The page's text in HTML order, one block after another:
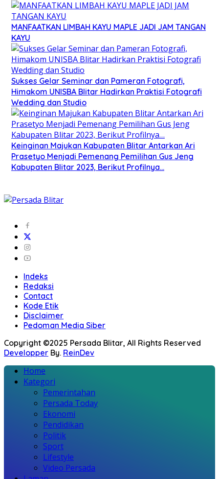
MANFAATKAN LIMBAH KAYU MAPLE JADI JAM TANGAN
KAYU
Sukses Gelar Seminar dan Pameran Fotografi,
Himakom UNISBA Blitar Hadirkan Praktisi Fotografi
Wedding dan Studio
Keinginan Majukan Kabupaten Blitar Antarkan Ari
Prasetyo Menjadi Pemenang Pemilihan Gus Jeng
Kabupaten Blitar 2023, Berikut Profilnya…
Indeks
Redaksi
Contact
Kode Etik
Disclaimer
Pedoman Media Siber
Copyright ©2025 Persada Blitar, All Rights Reserved
Developper By. ReinDev
Home
Kategori
Pemerintahan
Persada Today
Ekonomi
Pendidikan
Politik
Sport
Lifestyle
Video Persada